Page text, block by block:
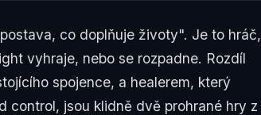
co doplňuje životy". Je to hráč,
vyhraje, nebo se rozpadne. Rozdíl
spojence, a healerem, který
control, jsou klidně dvě prohrané hry z